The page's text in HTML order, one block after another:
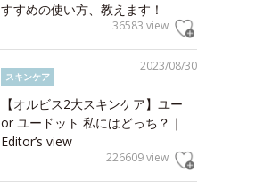
すすめの使い方、教えます！
36583 view
2023/08/30
スキンケア
【オルビス2大スキンケア】ユー
or ユードット 私にはどっち？｜
Editor’s view
226609 view